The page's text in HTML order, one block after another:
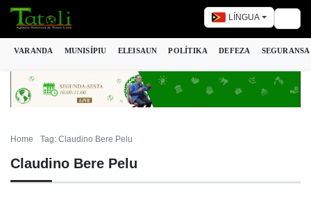
LÍNGUA
VARANDA MUNISÍPIU ELEISAUN POLÍTIKA DEFEZA SEGURANSA
Home Tag: Claudino Bere Pelu
Claudino Bere Pelu